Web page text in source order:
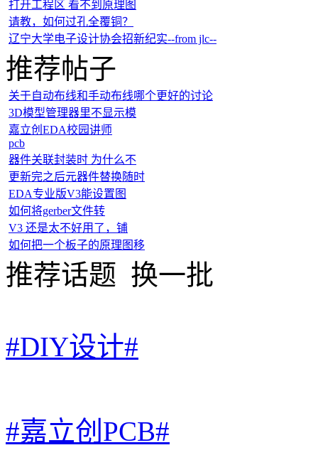
打开工程区 看不到原理图
请教，如何过孔全覆铜？
辽宁大学电子设计协会招新纪实--from jlc--
推荐帖子
关于自动布线和手动布线哪个更好的讨论
3D模型管理器里不显示模
嘉立创EDA校园讲师
pcb
器件关联封装时 为什么不
更新完之后元器件替换随时
EDA专业版V3能设置图
如何将gerber文件转
V3 还是太不好用了，铺
如何把一个板子的原理图移
推荐话题 换一批
#DIY设计#
#嘉立创PCB#